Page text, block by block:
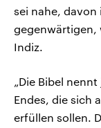
sei nahe, davon
gegenwärtigen,
Indiz.
„Die Bibel
Endes, die sich
erfüllen sollen.